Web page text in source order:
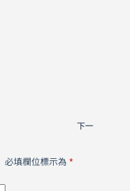
下一
必填欄位標示為 *